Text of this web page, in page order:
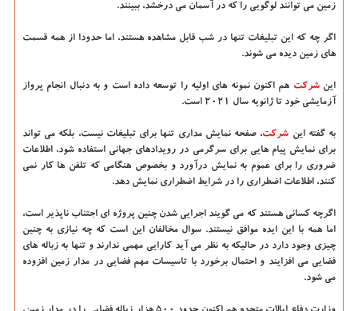
زمین می توانند لوگویی را كه در آسمان می درخشد، ببینند.
اگر چه كه این تبلیغات تنها در شب قابل مشاهده هستند، اما حدودا از همه قسمت
های زمین دیده می شوند.
اینشركت هم اكنون نمونه های اولیه را توسعه داده است و به دنبال انجام پرواز
آزمایشی خود تا ژانویه سال 2021 است.
به گفته این شركت، صفحه نمایش مداری تنها برای تبلیغات نیست، بلكه می تواند
برای نمایش پیام هایی برای سرگرمی در رویدادهای جهانی استفاده شود، اطلاعات
ضروری را برای عموم به نمایش درآورد و بخصوص هنگامی كه تلفن ها كار نمی
كنند، اطلاعات اضطراری را در شرایط اضطراری نمایش دهد.
اگرچه كسانی هستند كه می گویند اجرایی شدن چنین پروژه ای اجتناب ناپذیر است،
اما همه با این ایده موافق نیستند. سوال مخالفان این است كه چه نیازی به چنین
چیزی وجود دارد در حالیكه به نظر می آید كارایی مهمی ندارند و تنها به زباله های
فضایی می افزایند و احتمال برخورد با تاسیسات مهم فضایی در مدار زمین افزوده
می شود.